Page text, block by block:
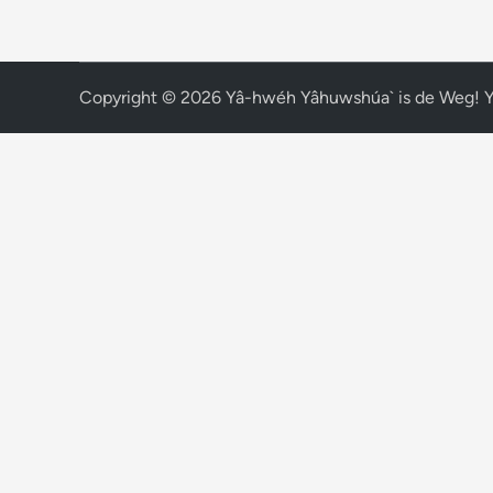
Copyright © 2026 Yâ-hwéh Yâhuwshúa` is de Weg!